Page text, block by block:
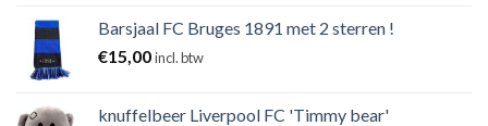
Barsjaal FC Bruges 1891 met 2 sterren !
€15,00incl. btw
knuffelbeer Liverpool FC 'Timmy bear'